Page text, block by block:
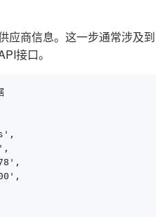
应商信息。这一步通常涉及到
接口。